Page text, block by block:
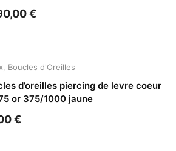
€
Boucles d'Oreilles
d’oreilles piercing de levre coeur
or 375/1000 jaune
€